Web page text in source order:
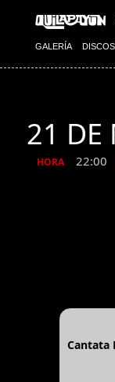
GALERÍA DISCOS
21 DE
HORA 22:00
Cantata